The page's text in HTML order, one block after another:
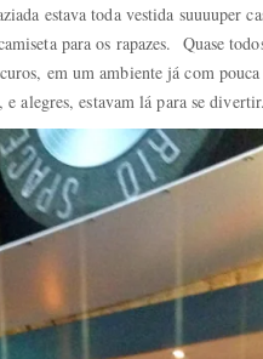
estava toda vestida suuuuper
para os rapazes. Quase
em um ambiente já com
alegres, estavam lá para se divertir.